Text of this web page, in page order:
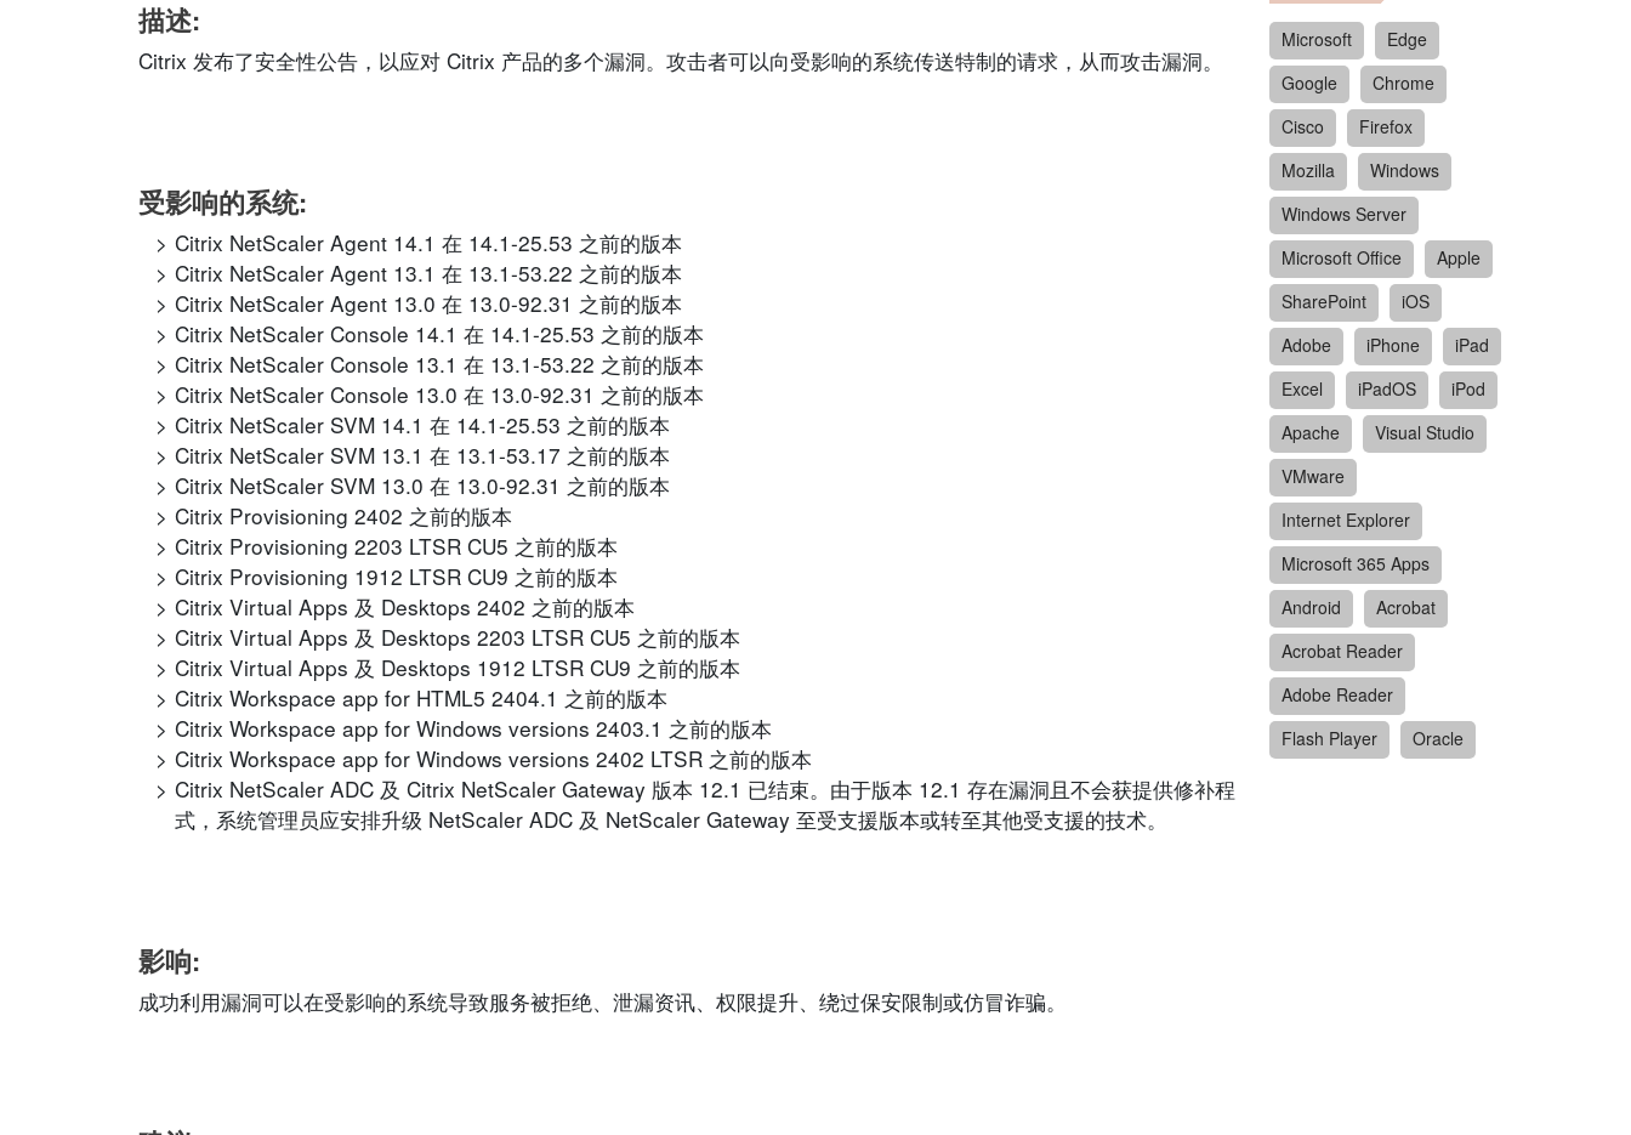
描述:
Citrix 发布了安全性公告，以应对 Citrix 产品的多个漏洞。攻击者可以向受影响的系统传送特制的请求，从而攻击漏洞。
受影响的系统:
Citrix NetScaler Agent 14.1 在 14.1-25.53 之前的版本
Citrix NetScaler Agent 13.1 在 13.1-53.22 之前的版本
Citrix NetScaler Agent 13.0 在 13.0-92.31 之前的版本
Citrix NetScaler Console 14.1 在 14.1-25.53 之前的版本
Citrix NetScaler Console 13.1 在 13.1-53.22 之前的版本
Citrix NetScaler Console 13.0 在 13.0-92.31 之前的版本
Citrix NetScaler SVM 14.1 在 14.1-25.53 之前的版本
Citrix NetScaler SVM 13.1 在 13.1-53.17 之前的版本
Citrix NetScaler SVM 13.0 在 13.0-92.31 之前的版本
Citrix Provisioning 2402 之前的版本
Citrix Provisioning 2203 LTSR CU5 之前的版本
Citrix Provisioning 1912 LTSR CU9 之前的版本
Citrix Virtual Apps 及 Desktops 2402 之前的版本
Citrix Virtual Apps 及 Desktops 2203 LTSR CU5 之前的版本
Citrix Virtual Apps 及 Desktops 1912 LTSR CU9 之前的版本
Citrix Workspace app for HTML5 2404.1 之前的版本
Citrix Workspace app for Windows versions 2403.1 之前的版本
Citrix Workspace app for Windows versions 2402 LTSR 之前的版本
Citrix NetScaler ADC 及 Citrix NetScaler Gateway 版本 12.1 已结束。由于版本 12.1 存在漏洞且不会获提供修补程
式，系统管理员应安排升级 NetScaler ADC 及 NetScaler Gateway 至受支援版本或转至其他受支援的技术。
影响:
成功利用漏洞可以在受影响的系统导致服务被拒绝、泄漏资讯、权限提升、绕过保安限制或仿冒诈骗。
Microsoft
Edge
Google
Chrome
Cisco
Firefox
Mozilla
Windows
Windows Server
Microsoft Office
Apple
SharePoint
iOS
Adobe
iPhone
iPad
Excel
iPadOS
iPod
Apache
Visual Studio
VMware
Internet Explorer
Microsoft 365 Apps
Android
Acrobat
Acrobat Reader
Adobe Reader
Flash Player
Oracle